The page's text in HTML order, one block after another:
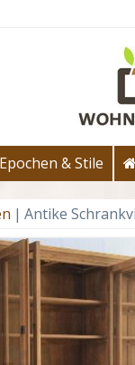
Epochen & Stile
| Antike